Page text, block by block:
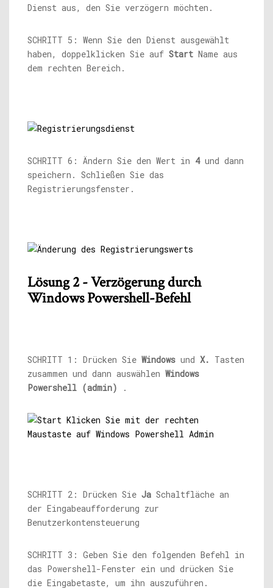
Dienst aus, den Sie verzögern möchten.
SCHRITT 5: Wenn Sie den Dienst ausgewählt
haben, doppelklicken Sie auf Start Name aus
dem rechten Bereich.
SCHRITT 6: Ändern Sie den Wert in 4und dann
speichern. Schließen Sie das
Registrierungsfenster.
Lösung 2 - Verzögerung durch
Windows Powershell-Befehl
SCHRITT 1: Drücken Sie Windows und X. Tasten
zusammen und dann auswählen Windows
Powershell (admin)
.
SCHRITT 2: Drücken Sie Ja Schaltfläche an
der Eingabeaufforderung zur
Benutzerkontensteuerung
SCHRITT 3: Geben Sie den folgenden Befehl in
das Powershell-Fenster ein und drücken Sie
die Eingabetaste, um ihn auszuführen.